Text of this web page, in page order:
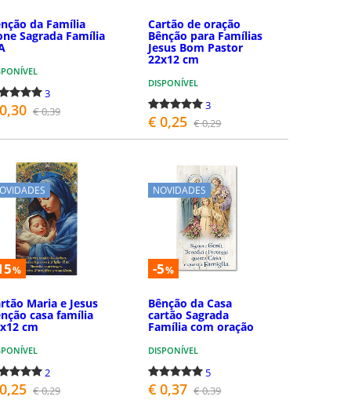
da Família
Sagrada Família
3
€ 0,39
Cartão de oração
Bênção para Famílias
Jesus Bom Pastor
22x12 cm
DISPONÍVEL
3
€ 0,25 € 0,29
%
Maria e Jesus
casa família
cm
2
€ 0,29
NOVIDADES
-5%
Bênção da Casa
cartão Sagrada
Família com oração
DISPONÍVEL
5
€ 0,37 € 0,39